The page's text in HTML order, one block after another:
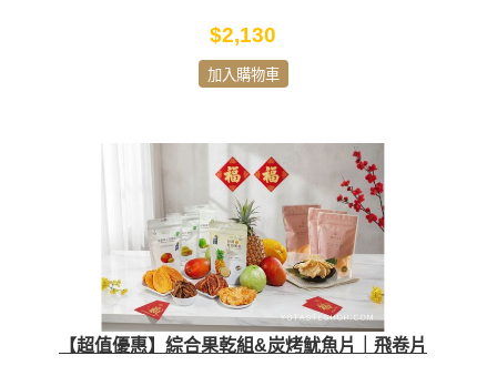
$2,130
加入購物車
【超值優惠】綜合果乾組&炭烤魷魚片｜飛卷片